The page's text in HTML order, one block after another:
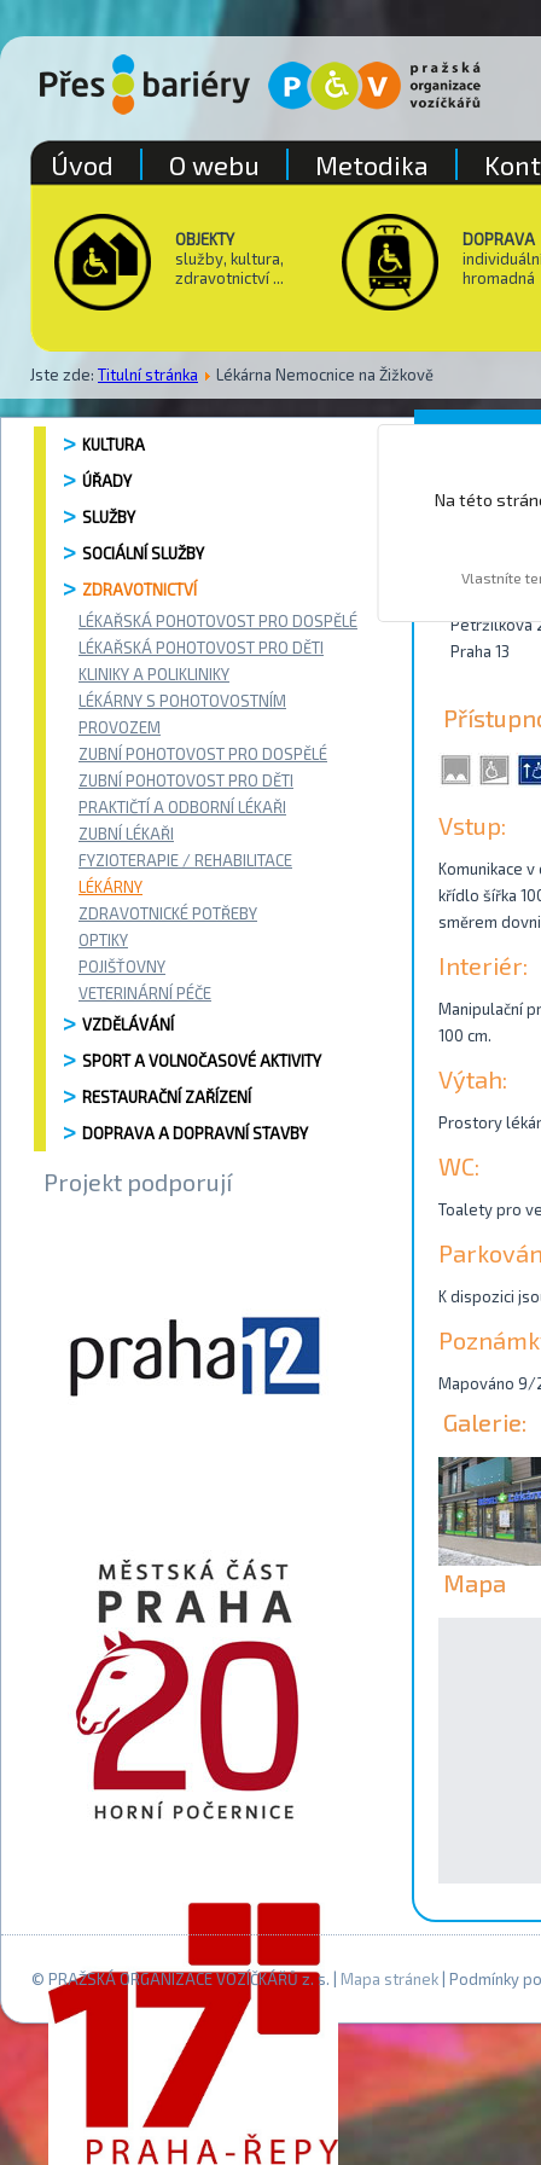
OBJEKTY
služby, kultura,
zdravotnictví ...
DOPRAVA
hromadná
Jste zde: Titulní stránka Lékárna Nemocnice na Žižkově
Úvod O webu Metodika
KULTURA
ÚŘADY
SLUŽBY
SOCIÁLNÍ SLUŽBY
ZDRAVOTNICTVÍ
LÉKAŘSKÁ POHOTOVOST PRO DOSPĚLÉ
LÉKAŘSKÁ POHOTOVOST PRO DĚTI
KLINIKY A POLIKLINIKY
LÉKÁRNY S POHOTOVOSTNÍM
PROVOZEM
ZUBNÍ POHOTOVOST PRO DOSPĚLÉ
ZUBNÍ POHOTOVOST PRO DĚTI
PRAKTIČTÍ A ODBORNÍ LÉKAŘI
ZUBNÍ LÉKAŘI
FYZIOTERAPIE / REHABILITACE
LÉKÁRNY
ZDRAVOTNICKÉ POTŘEBY
OPTIKY
POJIŠŤOVNY
VETERINÁRNÍ PÉČE
VZDĚLÁVÁNÍ
SPORT A VOLNOČASOVÉ AKTIVITY
RESTAURAČNÍ ZAŘÍZENÍ
DOPRAVA A DOPRAVNÍ STAVBY
Projekt podporují
Petržílkova
Praha 13
Vstup:
Komunikace
křídlo šířka
směrem
Interiér:
Manipulační
100 cm.
Výtah:
Prostory
WC:
Toalety pro
K dispozici
Mapováno 9/
Galerie:
Mapa
Na této
Vlastníte
© PRAŽSKÁ ORGANIZACE VOZÍČKÁŘŮ z. s. | Mapa stránek | Podmínky